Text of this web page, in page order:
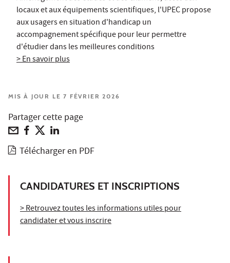
locaux et aux équipements scientifiques, l'UPEC propose
aux usagers en situation d'handicap un
accompagnement spécifique pour leur permettre
d'étudier dans les meilleures conditions
> En savoir plus
MIS À JOUR LE 7 FÉVRIER 2026
Partager cette page
Télécharger en PDF
CANDIDATURES ET INSCRIPTIONS
> Retrouvez toutes les informations utiles pour
candidater et vous inscrire